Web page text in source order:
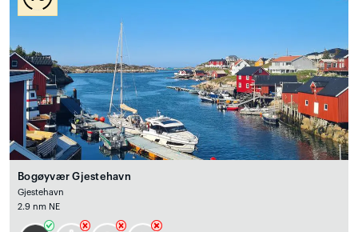
Bogøyvær Gjestehavn
Gjestehavn
2.9 nm NE